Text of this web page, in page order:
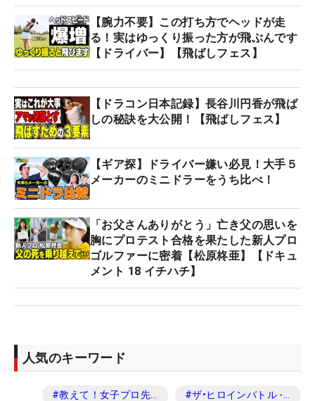
【腕力不要】この打ち方でヘッドが走
る！実はゆっくり振った方が飛ぶんです
【ドライバー】【飛ばしフェス】
【ドラコン日本記録】長谷川円香が飛ば
しの秘訣を大公開！【飛ばしフェス】
【ギア探】ドライバー嫌い必見！大手５
メーカーのミニドラーをうち比べ！
「お父さんありがとう」亡き父の思いを
胸にプロテスト合格を果たした新人プロ
ゴルファーに密着【松原柊亜】【ドキュ
メント 18 イチハチ】
人気のキーワード
#教えて！女子プロ先生 #ザ•ヒロインバトル -NEXT BACK 9-